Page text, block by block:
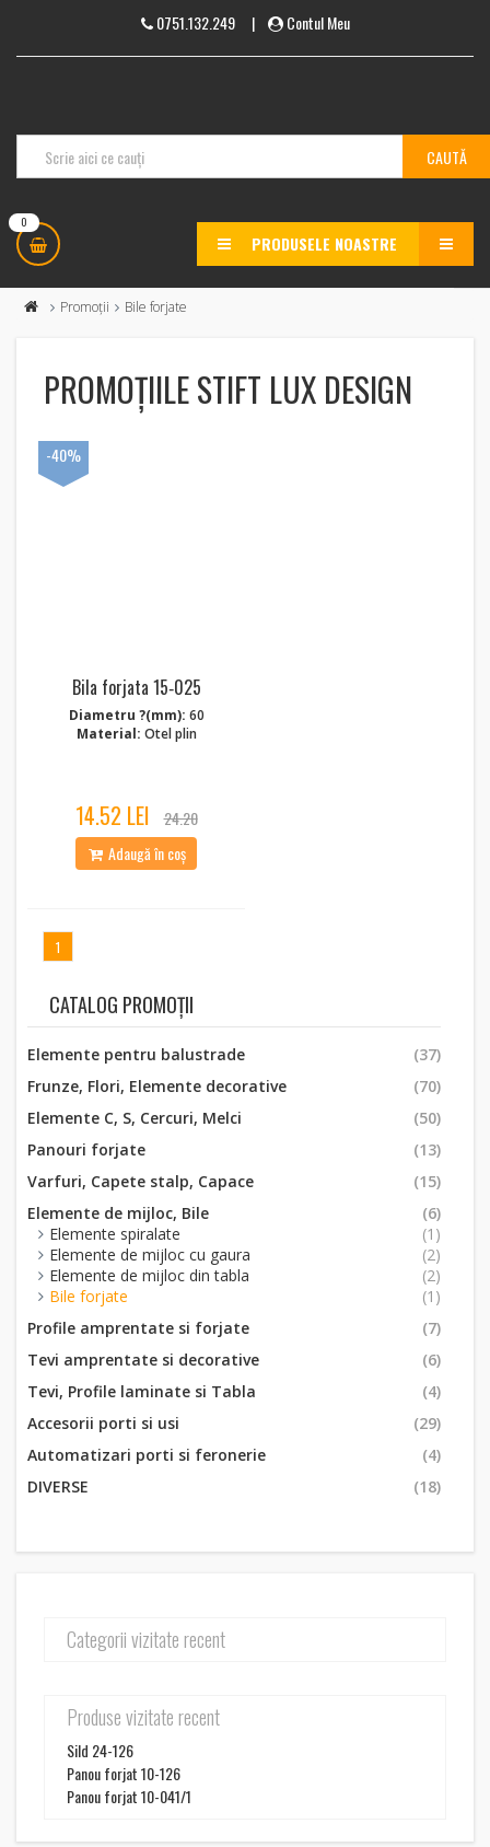
0751.132.249| Contul Meu
0
PRODUSELE NOASTRE MENU
Promoții Bile forjate
PROMOȚIILE STIFT LUX DESIGN
Bila forjata 15‑025
Diametru ?(mm): 60
Material: Otel plin
14.52 LEI 24.20
-40%
Adaugă în coș
1
CATALOG PROMOȚII
Elemente pentru balustrade
(37)
Frunze, Flori, Elemente decorative
(70)
Elemente C, S, Cercuri, Melci
(50)
Panouri forjate
(13)
Varfuri, Capete stalp, Capace
(15)
Elemente de mijloc, Bile
(6)
Elemente spiralate
(1)
Elemente de mijloc cu gaura
(2)
Elemente de mijloc din tabla
(2)
Bile forjate
(1)
Profile amprentate si forjate
(7)
Tevi amprentate si decorative
(6)
Tevi, Profile laminate si Tabla
(4)
Accesorii porti si usi
(29)
Automatizari porti si feronerie
(4)
DIVERSE
(18)
Categorii vizitate recent
Produse vizitate recent
Sild 24-126
Panou forjat 10-126
Panou forjat 10-041/1